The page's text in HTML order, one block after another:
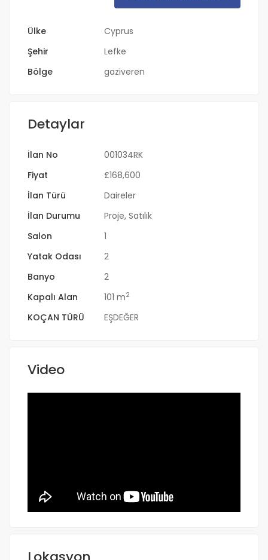
Ülke
Cyprus
Şehir
Lefke
Bölge
gaziveren
Detaylar
İlan No
001034RK
Fiyat
£168,600
İlan Türü
Daireler
İlan Durumu
Proje, Satılık
Salon
1
Yatak Odası
2
Banyo
2
Kapalı Alan
101 m2
KOÇAN TÜRÜ EŞDEĞER
Video